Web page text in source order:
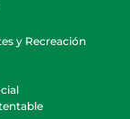
y Recreación